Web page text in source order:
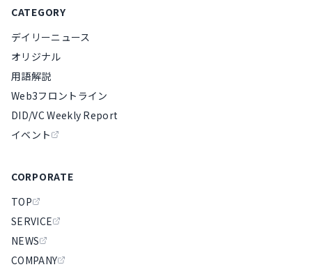
CATEGORY
デイリーニュース
オリジナル
用語解説
Web3フロントライン
DID/VC Weekly Report
イベント
CORPORATE
TOP
SERVICE
NEWS
COMPANY